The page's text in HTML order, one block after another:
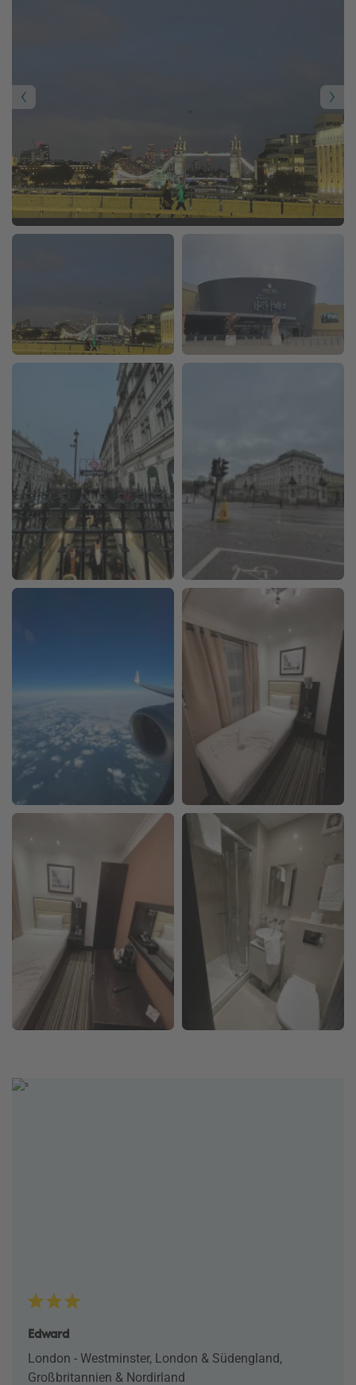
Edward
London - Westminster, London & Südengland,
Großbritannien & Nordirland